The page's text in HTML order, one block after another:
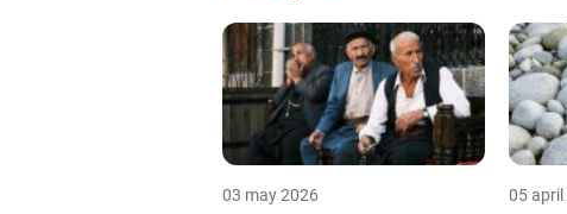
03 may 2026 05 april